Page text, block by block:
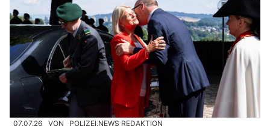
07.07.26 VON POLIZEI.NEWS REDAKTION